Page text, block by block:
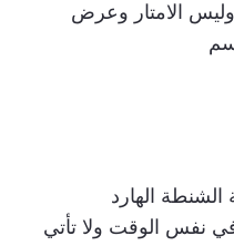
وليس الامتار وعرض
الشنطة الهارد
نفس الوقت ولا تأتي